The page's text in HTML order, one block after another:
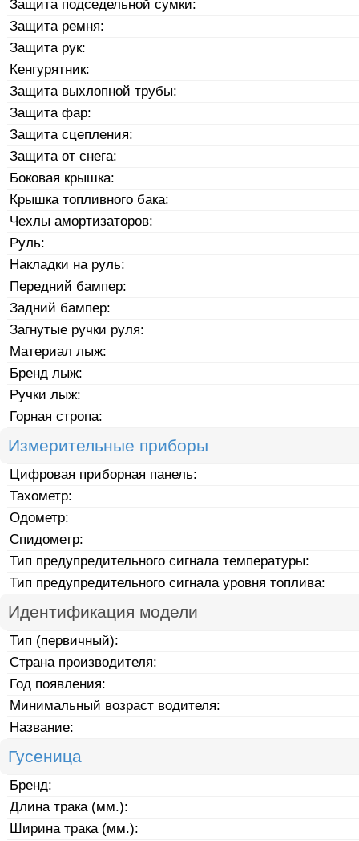
Защита подседельной сумки:
Защита ремня:
Защита рук:
Кенгурятник:
Защита выхлопной трубы:
Защита фар:
Защита сцепления:
Защита от снега:
Боковая крышка:
Крышка топливного бака:
Чехлы амортизаторов:
Руль:
Накладки на руль:
Передний бампер:
Задний бампер:
Загнутые ручки руля:
Материал лыж:
Бренд лыж:
Ручки лыж:
Горная стропа:
Измерительные приборы
Цифровая приборная панель:
Тахометр:
Одометр:
Спидометр:
Тип предупредительного сигнала температуры:
Тип предупредительного сигнала уровня топлива:
Идентификация модели
Тип (первичный):
Страна производителя:
Год появления:
Минимальный возраст водителя:
Название:
Гусеница
Бренд:
Длина трака (мм.):
Ширина трака (мм.):